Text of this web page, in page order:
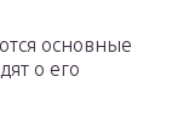
основные
о его